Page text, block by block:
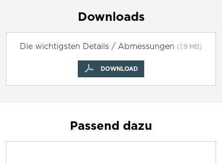
Downloads
Die wichtigsten Details / Abmessungen (1.9 MB)
DOWNLOAD
Passend dazu